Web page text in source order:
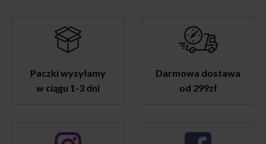
Paczki wysyłamy
w ciągu 1-3 dni
Darmowa dostawa
od 299zł